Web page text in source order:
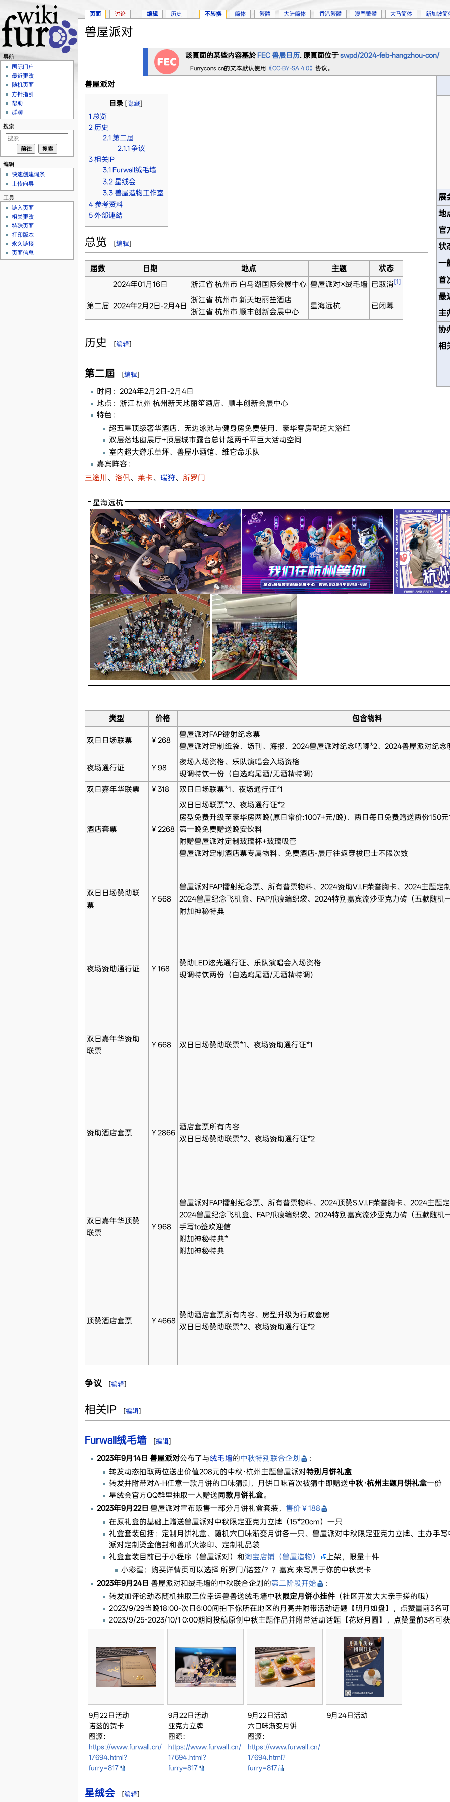
兽屋派对
該頁面的某些内容基於FEC 兽展日历. 原頁面位于swpd/2024-feb-hangzhou-con/
Furrycons.cn的文本默认使用 《CC-BY-SA 4.0》 协议。
展
地
官
状
一
首
最
主
协
相
兽屋派对
目录[隐藏]
1 总览
2 历史
2.1 第二屆
2.1.1 争议
3 相关IP
3.1 Furwall绒毛墙
3.2 星绒会
3.3兽屋造物工作室
4 参考资料
5 外部連結
总览 [编辑]
届数 日期 地点 主题
状态
2024年01月16日
浙江省 杭州市 白马湖国际会展中心 兽屋派对×绒毛墙 已取消[1]
第二届 2024年2月2日-2月4日
浙江省 杭州市 新天地丽笙酒店
浙江省 杭州市 顺丰创新会展中心
星海远杭 已闭幕
历史 [编辑]
第二屆 [编辑]
时间：2024年2月2日-2月4日
地点：浙江 杭州 杭州新天地丽笙酒店、顺丰创新会展中心
特色：
超五星顶级奢华酒店、无边泳池与健身房免费使用、豪华客房配超大浴缸
双层落地窗展厅+顶层城市露台总计超两千平巨大活动空间
室内超大游乐草坪、兽屋小酒馆、维它命乐队
嘉宾阵容：
三途川 、 洛佩、 莱卡、 瑞狩、 所罗门
星海远杭
类型 价格 包含物料
双日日场联票 ￥268
兽屋派对FAP镭射纪念票
兽屋派对定制纸袋、场刊、海报、2024兽屋派对纪念吧唧*2、2024兽屋派对纪念
夜场通行证 ￥98
夜场入场资格、乐队演唱会入场资格
现调特饮一份（自选鸡尾酒/无酒精特调)
双日嘉年华联票
￥318 双日日场联票*1、夜场通行证*1
酒店套票 ￥2268
双日日场联票*2、夜场通行证*2
房型免费升级至豪华房两晚(原日常价:1007+元/晚)、两日每日免费赠送两份150
第一晚免费赠送晚安饮料
附赠兽屋派对定制玻璃杯+玻璃吸管
兽屋派对定制酒店票专属物料、免费酒店-展厅往返穿梭巴士不限次数
双日日场赞助联
票
￥568
兽屋派对FAP镭射纪念票、所有普票物料、2024赞助V.I.F荣誉胸卡、2024主题定
2024兽屋纪念飞机盒、FAP爪痕编织袋、2024特别嘉宾流沙亚克力砖（五款随机
附加神秘特典
夜场赞助通行证 ￥168
赞助LED炫光通行证、乐队演唱会入场资格
现调特饮两份（自选鸡尾酒/无酒精特调)
双日嘉年华赞助
联票
￥668 双日日场赞助联票*1、夜场赞助通行证*1
赞助酒店套票 ￥2866
酒店套票所有内容
双日日场赞助联票*2、夜场赞助通行证*2
双日嘉年华顶赞
联票
￥968
兽屋派对FAP镭射纪念票、所有普票物料、2024顶赞S.V.I.F荣誉胸卡、2024主题
2024兽屋纪念飞机盒、FAP爪痕编织袋、2024特别嘉宾流沙亚克力砖（五款随机
手写to签欢迎信
附加神秘特典*
附加神秘特典
顶赞酒店套票 ￥4668
赞助酒店套票所有内容、房型升级为行政套房
双日日场赞助联票*2、夜场赞助通行证*2
争议 [编辑]
相关IP [编辑]
Furwall绒毛墙 [编辑]
2023年9月14日 兽屋派对公布了与绒毛墙的中秋特别联合企划
：
转发动态抽取两位送出价值208元的中秋·杭州主题兽屋派对特别月饼礼盒
转发并附带对A-H任意一款月饼的口味猜测，月饼口味首次被猜中即赠送中秋·杭州主题月饼礼盒一份
星绒会官方QQ群里抽取一人赠送 同款月饼礼盒。
2023年9月22日 兽屋派对宣布贩售一部分月饼礼盒套装， 售价￥188
在原礼盒的基础上赠送兽屋派对中秋限定亚克力立牌（15*20cm）一只
礼盒套装包括：定制月饼礼盒、随机六口味渐变月饼各一只、兽屋派对中秋限定亚克力立牌、主办手
派对定制烫金信封和兽爪火漆印、定制礼品袋
礼盒套装目前已于小程序（兽屋派对）和淘宝店铺（兽屋造物）
上架，限量十件
小彩蛋：购买详情页可以选择 所罗门/诺兹/？？嘉宾 来写属于你的中秋贺卡
2023年9月24日 兽屋派对和绒毛墙的中秋联合企划的第二阶段开始
：
转发加评论动态随机抽取三位幸运兽兽送绒毛墙中秋 限定月饼小挂件（社区开发大大亲手搓的哦）
2023/9/29当晚18:00-次日6:00间拍下你所在地区的月亮并附带活动话题【明月如盘】，点赞量前3名
2023/9/25-2023/10/1 0:00期间投稿原创中秋主题作品并附带活动话题【花好月圆】，点赞量前3名可
9月22日活动
诺兹的贺卡
图源：
https://www.furwall.cn/
17694.html?
furry=817
9月22日活动
亚克力立牌
图源：
https://www.furwall.cn/
17694.html?
furry=817
9月22日活动
六口味渐变月饼
图源：
https://www.furwall.cn/
17694.html?
furry=817
9月24日活动
星绒会 [编辑]
页面 讨论 编辑 历史 不转换 简体 繁體 大陆简体 香港繁體 澳門繁體 大马简体 新加坡简
导航
国际门户
最近更改
随机页面
方针指引
帮助
群聊
搜索
编辑
快速创建词条
上传向导
工具
链入页面
相关更改
特殊页面
打印版本
永久链接
页面信息